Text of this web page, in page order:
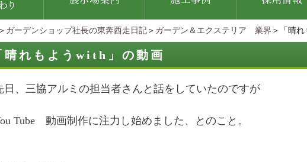
＞ ガーデンショップ社長の東奔西走日記 ＞ ガーデン＆エクステリア 業界 ＞「晴
晴れもようwith」の動画
日、三協アルミの担当者さんと話をしていたのですが
Tube 動画制作に注力し始めました、とのこと。